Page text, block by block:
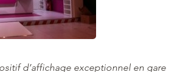
d’affichage exceptionnel en gare